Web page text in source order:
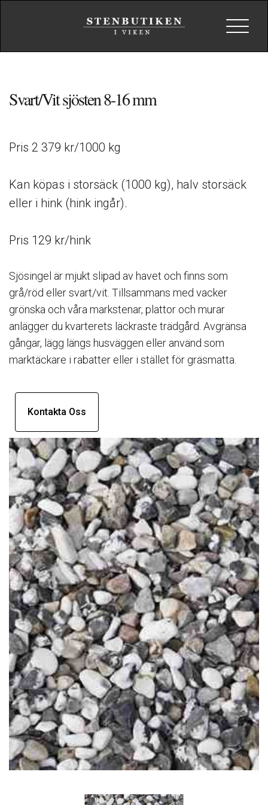
Toggle
Svart/Vit sjösten 8-16 mm
Pris 2 379 kr/1000 kg
Kan köpas i storsäck (1000 kg), halv storsäck
eller i hink (hink ingår).
Pris 129 kr/hink
Sjösingel är mjukt slipad av havet och finns som
grå/röd eller svart/vit. Tillsammans med vacker
grönska och våra markstenar, plattor och murar
anlägger du kvarterets läckraste trädgård. Avgränsa
gångar, lägg längs husväggen eller använd som
marktäckare i rabatter eller i stället för gräsmatta.
Kontakta Oss